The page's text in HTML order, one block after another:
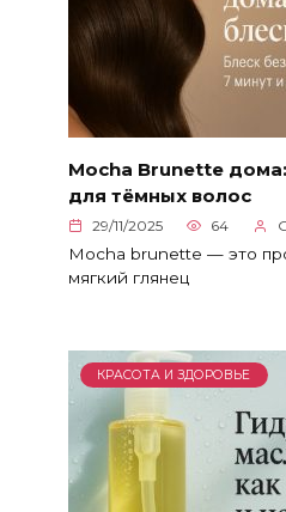
Mocha Brunette
для тёмных волос
29/11/2025 64
Mocha brunette — это
мягкий глянец
КРАСОТА И ЗДОРОВЬЕ